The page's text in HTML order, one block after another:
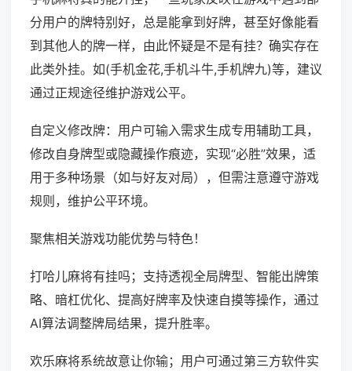
分用户的牌特别好，总是能拿到好牌，甚至好像能看
到其他人的牌一样，由此怀疑是不是有挂？确实存在
此类外挂。如(手机金花,手机斗牛,手机牌九)等，建议
通过正规途径维护游戏公平。
自定义修改牌：用户可输入需求生成专用辅助工具，
修改自身牌型或隐藏操作痕迹，实现“必胜”效果，适
用于多种场景（如与好友对局），但需注意遵守游戏
规则，维护公平环境。
聚焦相关游戏功能优势与特色！
打哈儿麻将有挂吗；支持透视全局牌型、智能出牌策
略、暗杠优化、提高好牌率及快速自摸等操作，通过
AI算法调整牌局结果，提升胜率。
欢乐麻将系统故意让你输；用户可通过第三方软件实